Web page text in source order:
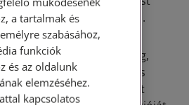
ellátása érdekében.
azonban nem volt szükség,
részletes jogi állásfoglalás
maga kezdeményezett
a tartalmak és
szabásához,
funkciók
és az oldalunk
elemzéséhez.
kapcsolatos